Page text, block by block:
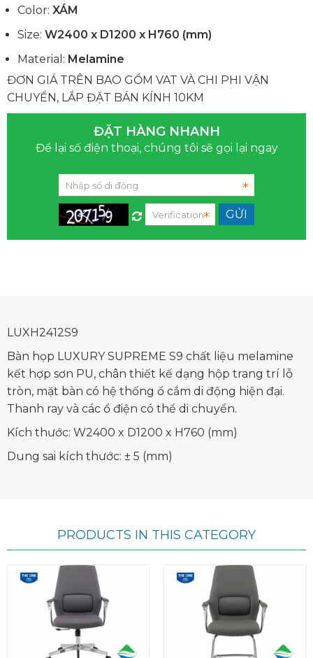
Color: XÁM
Size: W2400 x D1200 x H760 (mm)
Material: Melamine
ĐƠN GIÁ TRÊN BAO GỒM VAT VÀ CHI PHI VẬN
CHUYỂN, LẮP ĐẶT BÁN KÍNH 10KM
ĐẶT HÀNG NHANH
Để lại số điện thoại, chúng tôi sẽ gọi lại ngay
LUXH2412S9
Bàn họp LUXURY SUPREME S9 chất liệu melamine
kết hợp sơn PU, chân thiết kế dạng hộp trang trí lỗ
tròn, mặt bàn có hệ thống ổ cắm di động hiện đại.
Thanh ray và các ổ điện có thể di chuyển.
Kích thước: W2400 x D1200 x H760 (mm)
Dung sai kích thước: ± 5 (mm)
PRODUCTS IN THIS CATEGORY